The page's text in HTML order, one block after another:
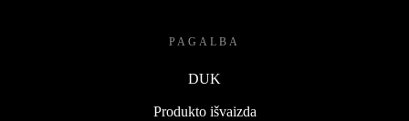
PAGALBA
DUK
Produkto išvaizda